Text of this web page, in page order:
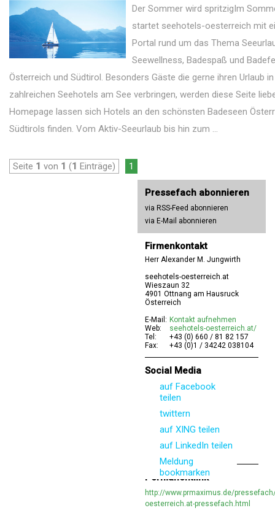
Der Sommer wird spritzigIm
startet seehotels-oesterreich mit
Portal rund um das Thema
Seewellness, Badespaß und
Österreich und Südtirol. Besonders Gäste die gerne ihren Urlaub
zahlreichen Seehotels am See verbringen, werden diese Seite
Homepage lassen sich Hotels an den schönsten Badeseen
Südtirols finden. Vom Aktiv-Seeurlaub bis hin zum ...
Seite 1 von 1 (1 Einträge) 1
Pressefach abonnieren
via RSS-Feed abonnieren
via E-Mail abonnieren
Firmenkontakt
Herr Alexander M. Jungwirth
seehotels-oesterreich.at
Wieszaun 32
4901 Ottnang am Hausruck
Österreich
E-Mail: Kontakt aufnehmen
Web:
seehotels-oesterreich.at/
Tel:
+43 (0) 660 / 81 82 157
Fax:
+43 (0)1 / 34242 038104
Social Media
auf Facebook
teilen
twittern
auf XING teilen
auf LinkedIn teilen
Meldung
bookmarken
Permanentlink
http://www.prmaximus.de/
oesterreich.at-pressefach.html